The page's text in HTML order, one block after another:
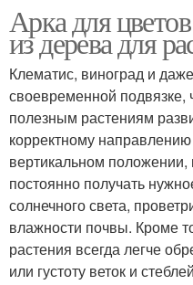
Арка для
из дерева для
Клематис, виноград и
своевременной
полезным растениям
корректному
вертикальном
постоянно получать
солнечного света,
влажности почвы. Кроме
растения всегда легче
или густоту веток и